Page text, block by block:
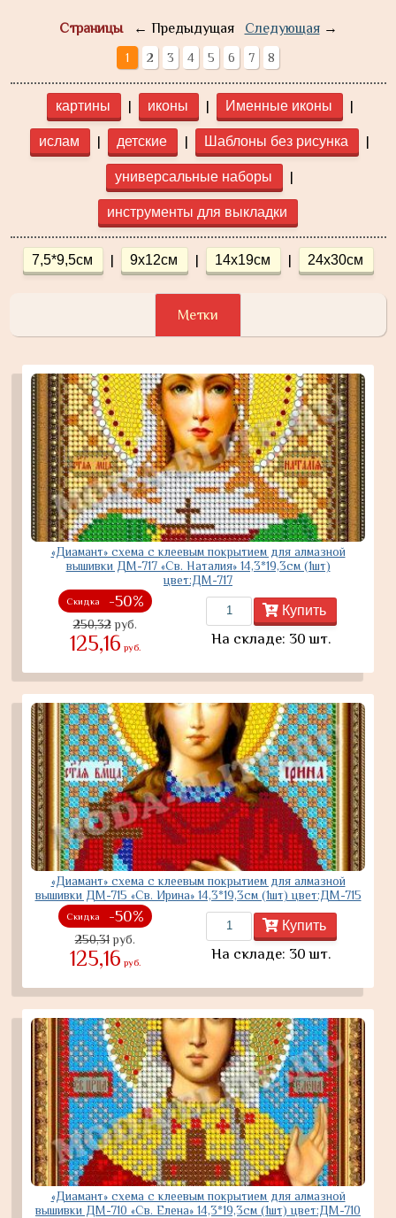
Страницы← Предыдущая Следующая→
1 2 3 4 5 6 7 8
картины | иконы | Именные иконы |
ислам | детские | Шаблоны без рисунка |
универсальные наборы |
инструменты для выкладки
7,5*9,5см | 9х12см | 14x19см | 24x30см
Метки
«Диамант» схема с клеевым покрытием для алмазной
вышивки ДМ-717 «Св. Наталия» 14,3*19,3см (1шт)
цвет:ДМ-717
Скидка -50%
250,32руб.
125,16 руб.
Купить
На складе: 30 шт.
«Диамант» схема с клеевым покрытием для алмазной
вышивки ДМ-715 «Св. Ирина» 14,3*19,3см (1шт) цвет:ДМ-715
Скидка -50%
250,31руб.
125,16 руб.
Купить
На складе: 30 шт.
«Диамант» схема с клеевым покрытием для алмазной
вышивки ДМ-710 «Св. Елена» 14,3*19,3см (1шт) цвет:ДМ-710